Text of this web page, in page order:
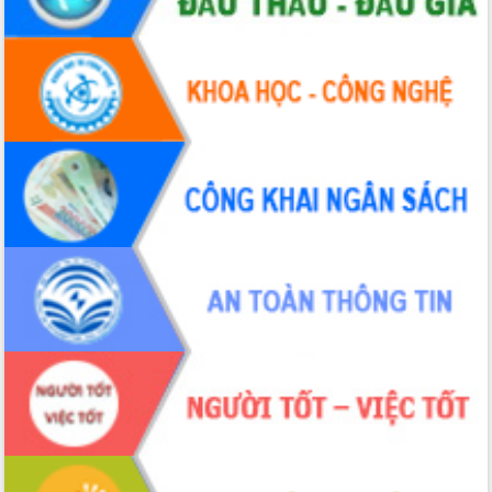
Hội thảo khoa học “Giải pháp thúc đẩy
phát triển nền kinh tế xanh tại tỉnh
Đắk Lắk”
Tăng cường giám sát, đôn đốc thực
hiện nhiệm vụ quản lý tài sản công
hàng tuần
Tháo gỡ những vướng mắc, đẩy mạnh
công tác cải cách thủ tục hành chính
tại Trung tâm Phục vụ hành chính
công tỉnh
Đắk Lắk: Tôn vinh 46 giải pháp tại Hội
thi Sáng tạo Kỹ thuật 2024 - 2025
Đắk Lắk rà soát, điều chỉnh Đề án 190
về phát triển nuôi trồng thủy sản
Phó Chủ tịch UBND tỉnh Đắk Lắk
Trương Công Thái kiểm tra thực địa
Dự án cao tốc Khánh Hòa - Buôn Ma
Thuột
Định vị cà phê Việt Nam như một “di
sản sống” trong dòng chảy toàn cầu